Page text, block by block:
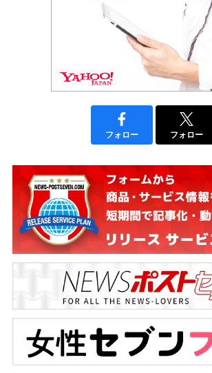
フォロー フォロー